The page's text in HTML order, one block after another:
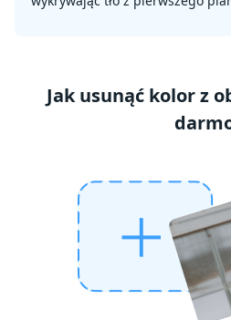
Jak usunąć kolor z